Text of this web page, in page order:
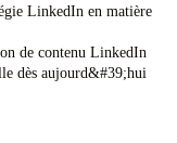
LinkedIn en matière
de contenu LinkedIn
dès aujourd&#39;hui